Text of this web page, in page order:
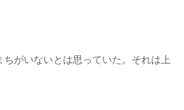
がいないとは思っていた。それは上